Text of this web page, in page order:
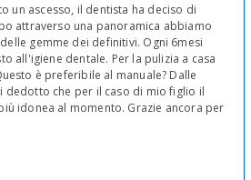
un ascesso, il dentista ha deciso di
attraverso una panoramica abbiamo
gemme dei definitivi. Ogni 6mesi
all'igiene dentale. Per la pulizia a casa
è preferibile al manuale? Dalle
dedotto che per il caso di mio figlio il
idonea al momento. Grazie ancora per